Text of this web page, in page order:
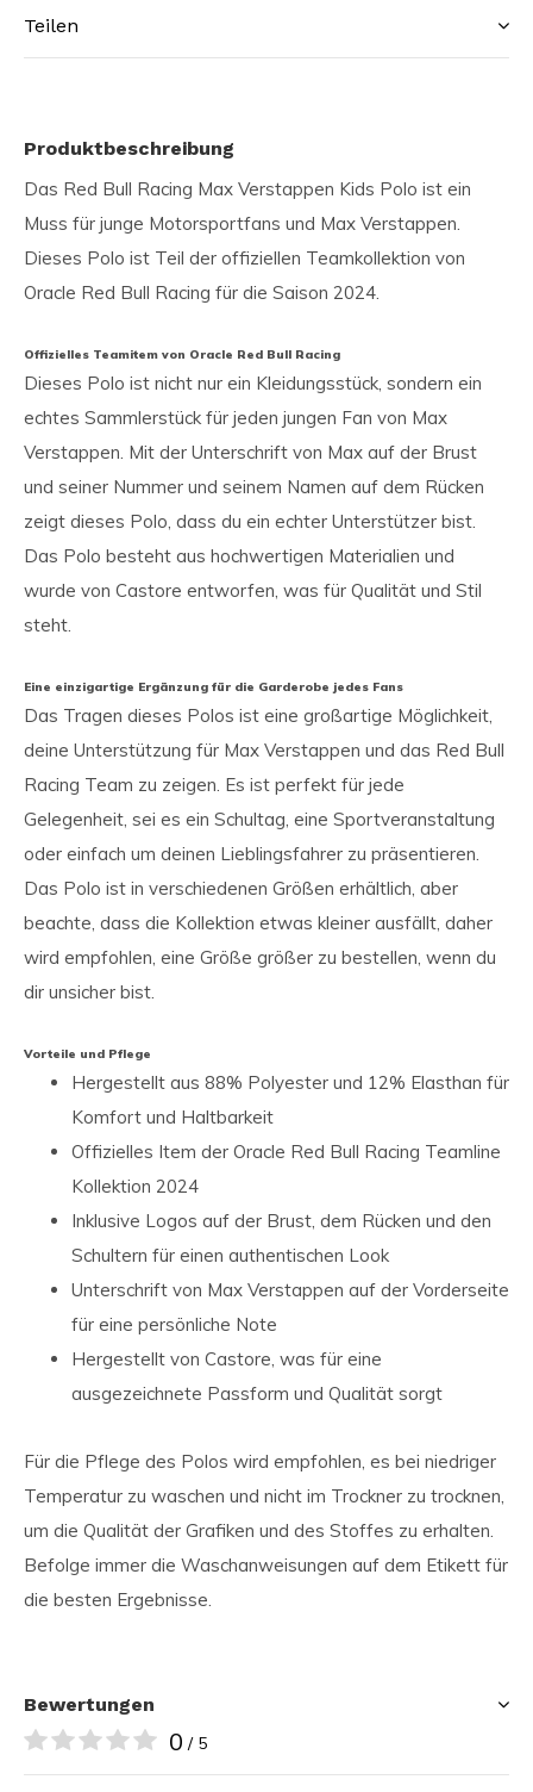
Teilen
Produktbeschreibung
Das Red Bull Racing Max Verstappen Kids Polo ist ein
Muss für junge Motorsportfans und Max Verstappen.
Dieses Polo ist Teil der offiziellen Teamkollektion von
Oracle Red Bull Racing für die Saison 2024.
Offizielles Teamitem von Oracle Red Bull Racing
Dieses Polo ist nicht nur ein Kleidungsstück, sondern ein
echtes Sammlerstück für jeden jungen Fan von Max
Verstappen. Mit der Unterschrift von Max auf der Brust
und seiner Nummer und seinem Namen auf dem Rücken
zeigt dieses Polo, dass du ein echter Unterstützer bist.
Das Polo besteht aus hochwertigen Materialien und
wurde von Castore entworfen, was für Qualität und Stil
steht.
Eine einzigartige Ergänzung für die Garderobe jedes Fans
Das Tragen dieses Polos ist eine großartige Möglichkeit,
deine Unterstützung für Max Verstappen und das Red Bull
Racing Team zu zeigen. Es ist perfekt für jede
Gelegenheit, sei es ein Schultag, eine Sportveranstaltung
oder einfach um deinen Lieblingsfahrer zu präsentieren.
Das Polo ist in verschiedenen Größen erhältlich, aber
beachte, dass die Kollektion etwas kleiner ausfällt, daher
wird empfohlen, eine Größe größer zu bestellen, wenn du
dir unsicher bist.
Vorteile und Pflege
Hergestellt aus 88% Polyester und 12% Elasthan für
Komfort und Haltbarkeit
Offizielles Item der Oracle Red Bull Racing Teamline
Kollektion 2024
Inklusive Logos auf der Brust, dem Rücken und den
Schultern für einen authentischen Look
Unterschrift von Max Verstappen auf der Vorderseite
für eine persönliche Note
Hergestellt von Castore, was für eine
ausgezeichnete Passform und Qualität sorgt
Für die Pflege des Polos wird empfohlen, es bei niedriger
Temperatur zu waschen und nicht im Trockner zu trocknen,
um die Qualität der Grafiken und des Stoffes zu erhalten.
Befolge immer die Waschanweisungen auf dem Etikett für
die besten Ergebnisse.
Bewertungen
0 / 5